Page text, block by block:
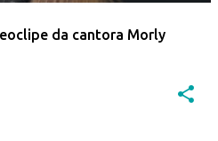
da cantora Morly